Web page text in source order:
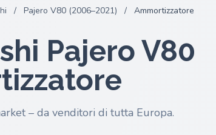
/ Pajero V80 (2006–2021) / Ammortizzatore
Pajero V80
– da venditori di tutta Europa.